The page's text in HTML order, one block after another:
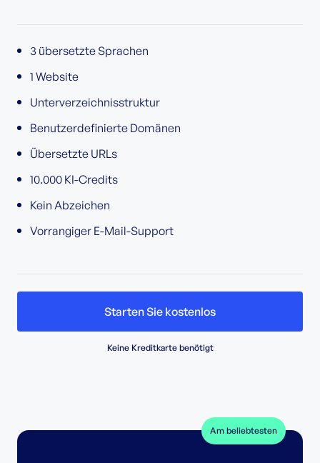
3 übersetzte Sprachen
1 Website
Unterverzeichnisstruktur
Benutzerdefinierte Domänen
Übersetzte URLs
10.000 KI-Credits
Kein Abzeichen
Vorrangiger E-Mail-Support
Starten Sie kostenlos
Keine Kreditkarte benötigt
Am beliebtesten